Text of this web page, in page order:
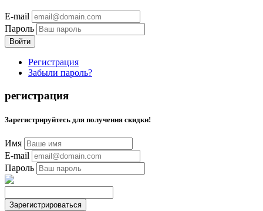
E-mail
Пароль
Регистрация
Забыли пароль?
регистрация
Зарегистрируйтесь для получения скидки!
Имя
E-mail
Пароль